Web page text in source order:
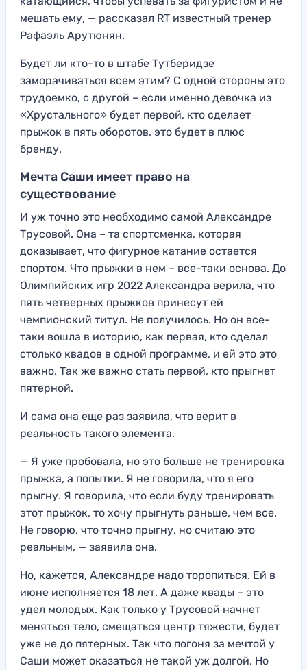
мешать ему, — рассказал RT известный тренер
Рафаэль Арутюнян.
Будет ли кто-то в штабе Тутберидзе
заморачиваться всем этим? С одной стороны это
трудоемко, с другой – если именно девочка из
«Хрустального» будет первой, кто сделает
прыжок в пять оборотов, это будет в плюс
бренду.
Мечта Саши имеет право на
существование
И уж точно это необходимо самой Александре
Трусовой. Она – та спортсменка, которая
доказывает, что фигурное катание остается
спортом. Что прыжки в нем – все-таки основа. До
Олимпийских игр 2022 Александра верила, что
пять четверных прыжков принесут ей
чемпионский титул. Не получилось. Но он все-
таки вошла в историю, как первая, кто сделал
столько квадов в одной программе, и ей это это
важно. Так же важно стать первой, кто прыгнет
пятерной.
И сама она еще раз заявила, что верит в
реальность такого элемента.
— Я уже пробовала, но это больше не тренировка
прыжка, а попытки. Я не говорила, что я его
прыгну. Я говорила, что если буду тренировать
этот прыжок, то хочу прыгнуть раньше, чем все.
Не говорю, что точно прыгну, но считаю это
реальным, — заявила она.
Но, кажется, Александре надо торопиться. Ей в
июне исполняется 18 лет. А даже квады – это
удел молодых. Как только у Трусовой начнет
меняться тело, смещаться центр тяжести, будет
уже не до пятерных. Так что погоня за мечтой у
Саши может оказаться не такой уж долгой. Но